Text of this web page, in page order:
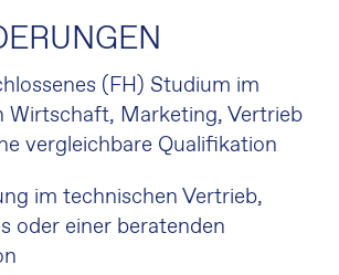
(FH) Studium im
Wirtschaft, Marketing, Vertrieb
vergleichbare Qualifikation
im technischen Vertrieb,
oder einer beratenden